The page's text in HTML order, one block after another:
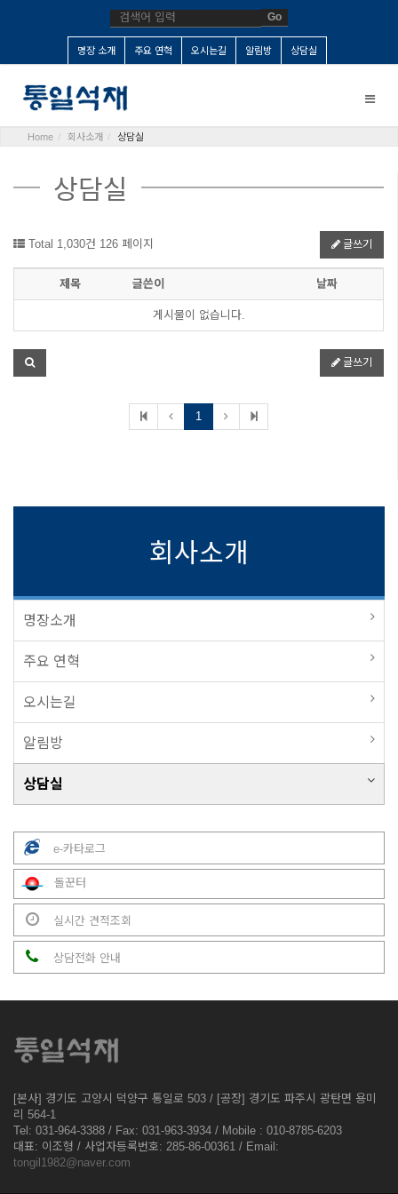
Go
명장 소개 주요 연혁 오시는길 알림방 상담실
Toggle
Home 회사소개 상담실
상담실
Total 1,030건 126 페이지 글쓰기
제목 글쓴이 날짜
게시물이 없습니다.
글쓰기
1
회사소개
명장소개
주요 연혁
오시는길
알림방
상담실
e-카타로그
돌꾼터
실시간 견적조회
상담전화 안내
[본사] 경기도 고양시 덕양구 통일로 503 / [공장] 경기도 파주시 광탄면 용미
리 564-1
Tel: 031-964-3388 / Fax: 031-963-3934 / Mobile : 010-8785-6203
대표: 이조형 / 사업자등록번호: 285-86-00361 / Email:
tongil1982@naver.com